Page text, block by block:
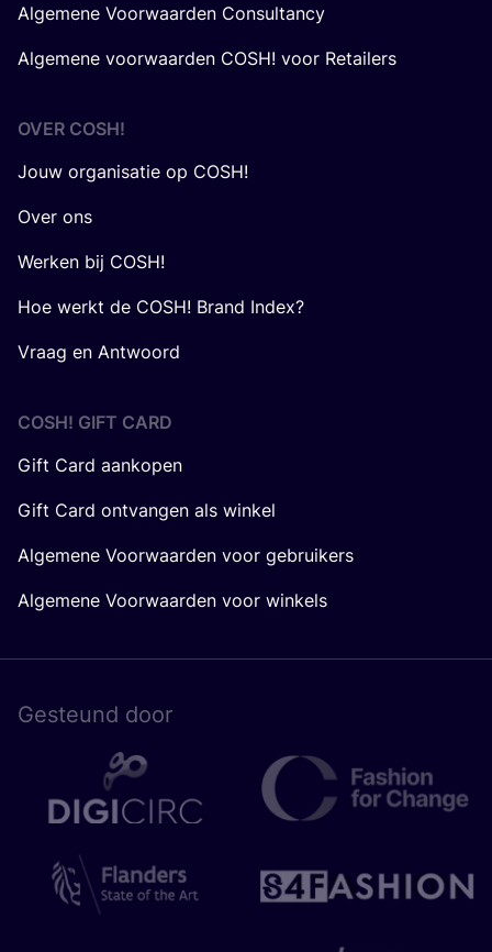
Algemene Voorwaarden Consultancy
Algemene voorwaarden COSH! voor Retailers
OVER COSH!
Jouw organisatie op COSH!
Over ons
Werken bij COSH!
Hoe werkt de COSH! Brand Index?
Vraag en Antwoord
COSH! GIFT CARD
Gift Card aankopen
Gift Card ontvangen als winkel
Algemene Voorwaarden voor gebruikers
Algemene Voorwaarden voor winkels
Gesteund door